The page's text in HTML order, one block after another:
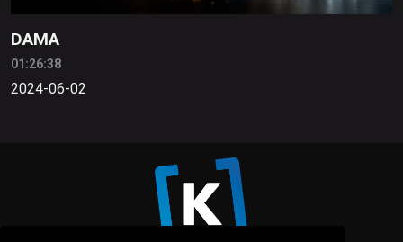
DAMA
01:26:38
2024-06-02